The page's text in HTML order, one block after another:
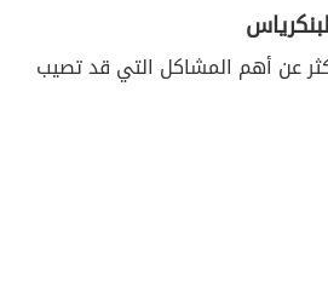
عن أهم المشاكل التي قد تصيب